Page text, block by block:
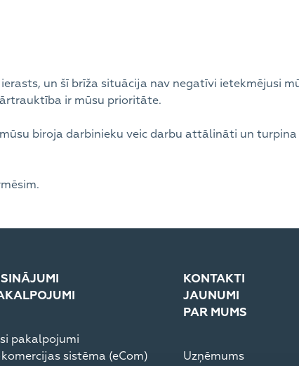
un šī brīža situācija nav negatīvi ietekmējusi
ir mūsu prioritāte.
biroja darbinieku veic darbu attālināti un
pakalpojumi
sistēma (eCom)
KONTAKTI
JAUNUMI
PAR MUMS
Uzņēmums